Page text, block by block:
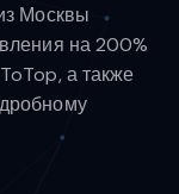
Москвы
на 200%
а также